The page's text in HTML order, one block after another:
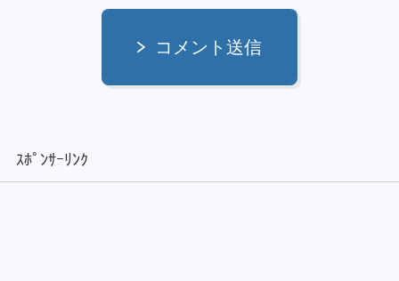
コメント送信
ｽﾎﾟﾝｻｰﾘﾝｸ